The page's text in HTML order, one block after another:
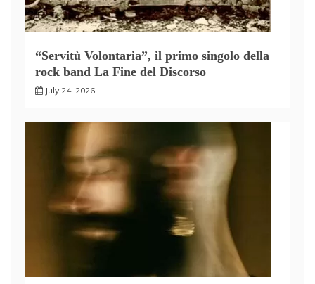
“Servitù Volontaria”, il primo singolo della
rock band La Fine del Discorso
July 24, 2026